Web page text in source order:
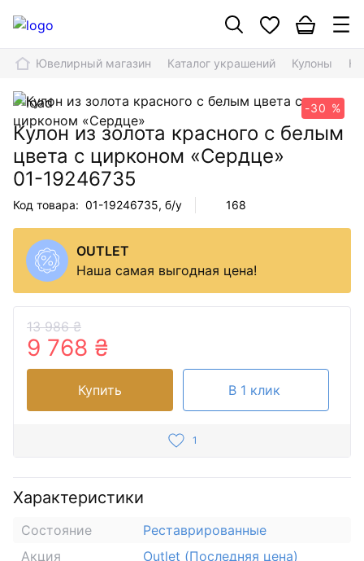
Ювелирный магазин Каталог украшений Кулоны
-30 %
Кулон из золота красного с белым
цвета с цирконом «Сердце»
01-19246735
Код товара: 01-19246735, б/у 168
OUTLET
Наша самая выгодная цена!
13 986 ₴
9 768 ₴
Купить В 1 клик
1
Характеристики
Состояние
Реставрированные
Акция
Outlet (Последняя цена)